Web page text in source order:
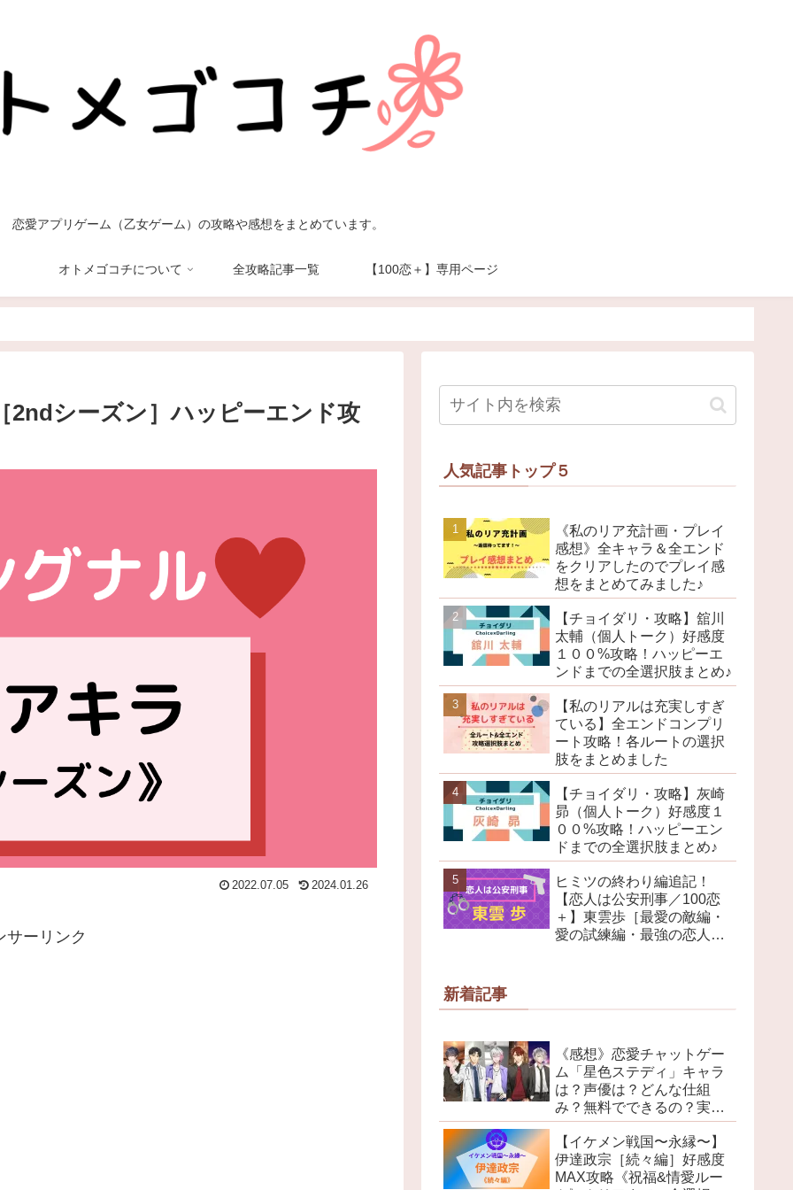
恋愛アプリゲーム（乙女ゲーム）の攻略や感想をまとめています。
オトメゴコチについて 全攻略記事一覧 【100恋＋】専用ページ
2ndシーズン］ハッピーエンド攻
2022.07.05 2024.01.26
サーリンク
人気記事トップ５
《私のリア充計画・プレイ
感想》全キャラ＆全エンド
をクリアしたのでプレイ感
想をまとめてみました♪
【チョイダリ・攻略】舘川
太輔（個人トーク）好感度
１００%攻略！ハッピーエ
ンドまでの全選択肢まとめ♪
【私のリアルは充実しすぎ
ている】全エンドコンプリ
ート攻略！各ルートの選択
肢をまとめました
【チョイダリ・攻略】灰崎
昴（個人トーク）好感度１
００%攻略！ハッピーエン
ドまでの全選択肢まとめ♪
ヒミツの終わり編追記！
【恋人は公安刑事／100恋
＋】東雲歩［最愛の敵編・
愛の試練編・最強の恋人
新着記事
《感想》恋愛チャットゲー
ム「星色ステディ」キャラ
は？声優は？どんな仕組
み？無料でできるの？実際
にプレイしてみました！
【イケメン戦国〜永縁〜】
伊達政宗［続々編］好感度
MAX攻略《祝福&情愛ルー